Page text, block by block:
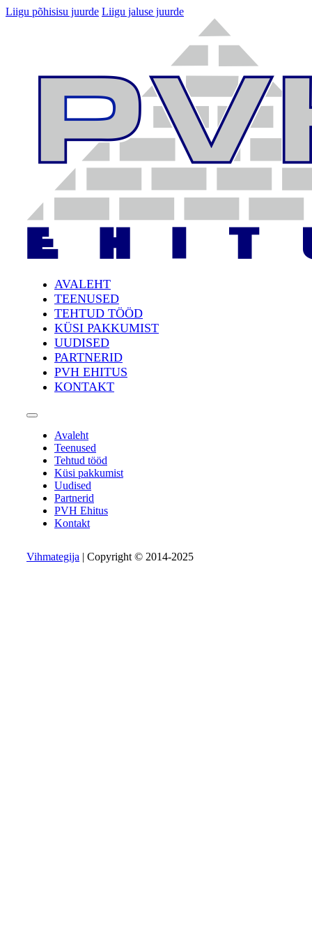
Liigu põhisisu juurde Liigu jaluse juurde
AVALEHT
TEENUSED
TEHTUD TÖÖD
KÜSI PAKKUMIST
UUDISED
PARTNERID
PVH EHITUS
KONTAKT
Avaleht
Teenused
Tehtud tööd
Küsi pakkumist
Uudised
Partnerid
PVH Ehitus
Kontakt
Vihmategija | Copyright © 2014-2025